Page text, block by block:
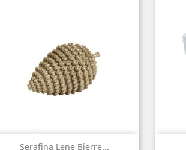
Serafina Lene Bjerre...
Szybki podgląd